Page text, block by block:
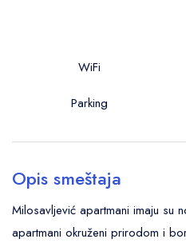
WiFi
Parking
Opis smeštaja
Milosavljević apartmani imaju su
apartmani okruženi prirodom i